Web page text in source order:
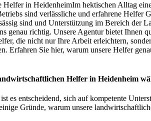
Im hektischen Alltag
sind verlässliche und erfahrene Helfer
sind und Unterstützung im Bereich der
genau richtig. Unsere Agentur bietet Ihnen
die nicht nur Ihre Arbeit erleichtern,
Erfahren Sie hier, warum unsere Helfer
Helfer in Heidenheim
es entscheidend, sich auf kompetente
Gründe, warum unsere